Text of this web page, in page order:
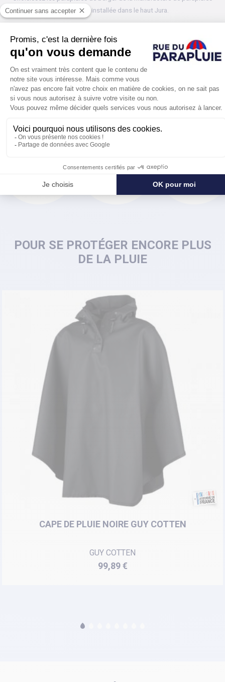
Pierre Vaux installée dans le haut Jura.
poignée en bois rustique. Le parapluie de berger séduira les amoureux
de la nature et des traditions qui veulent
un parapluie original et
solide.
Et pour ceux qui veulent la Tradition au meilleur prix optez pour
leParapluie de berger de Tradition en bleu
POUR SE PROTÉGER ENCORE PLUS
DE LA PLUIE
CAPE DE PLUIE NOIRE GUY COTTEN
GUY COTTEN
Prix
99,89 €